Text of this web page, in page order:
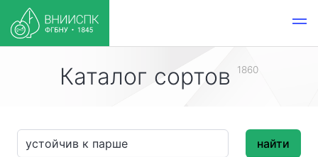
Каталог сортов 1860
найти